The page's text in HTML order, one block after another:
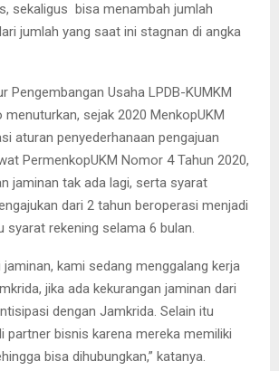
sekaligus bisa menambah jumlah
jumlah yang saat ini stagnan di angka
Pengembangan Usaha LPDB-KUMKM
menuturkan, sejak 2020 MenkopUKM
aturan penyederhanaan pengajuan
PermenkopUKM Nomor 4 Tahun 2020,
jaminan tak ada lagi, serta syarat
dari 2 tahun beroperasi menjadi
syarat rekening selama 6 bulan.
jaminan, kami sedang menggalang kerja
jika ada kekurangan jaminan dari
dengan Jamkrida. Selain itu
partner bisnis karena mereka memiliki
bisa dihubungkan,” katanya.